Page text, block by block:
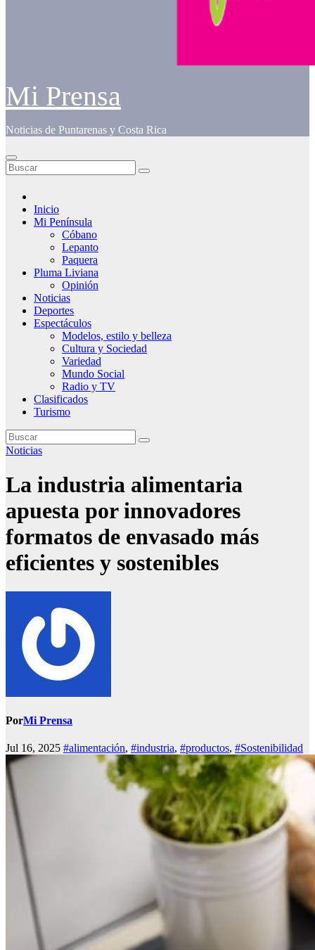
Mi Prensa
Noticias de Puntarenas y Costa Rica
Inicio
Mi Península
Cóbano
Lepanto
Paquera
Pluma Liviana
Opinión
Noticias
Deportes
Espectáculos
Modelos, estilo y belleza
Cultura y Sociedad
Variedad
Mundo Social
Radio y TV
Clasificados
Turismo
Noticias
La industria alimentaria
apuesta por innovadores
formatos de envasado más
eficientes y sostenibles
PorMi Prensa
Jul 16, 2025 #alimentación, #industria, #productos, #Sostenibilidad